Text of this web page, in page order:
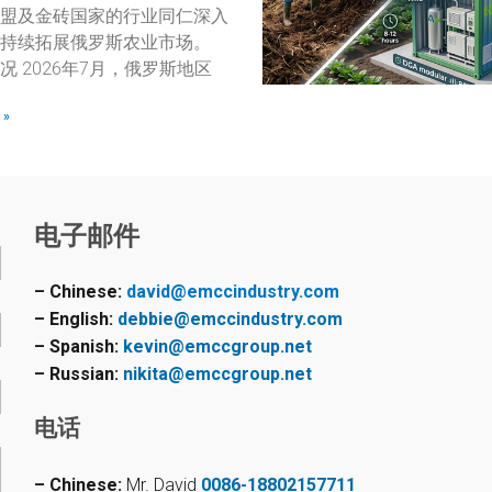
及金砖国家的行业同仁深入
续拓展俄罗斯农业市场。
2026年7月，俄罗斯地区
电子邮件
– Chinese: david@emccindustry.com
– English: debbie@emccindustry.com
– Spanish: kevin@emccgroup.net
– Russian: nikita@emccgroup.net
电话
– Chinese:Mr. David 0086-18802157711